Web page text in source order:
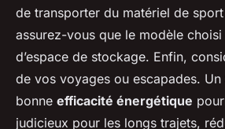
de transporter du matériel de
assurez-vous que le modèle
d’espace de stockage. Enfin,
de vos voyages ou escapades. Un
bonne efficacité énergétique
judicieux pour les longs trajets,